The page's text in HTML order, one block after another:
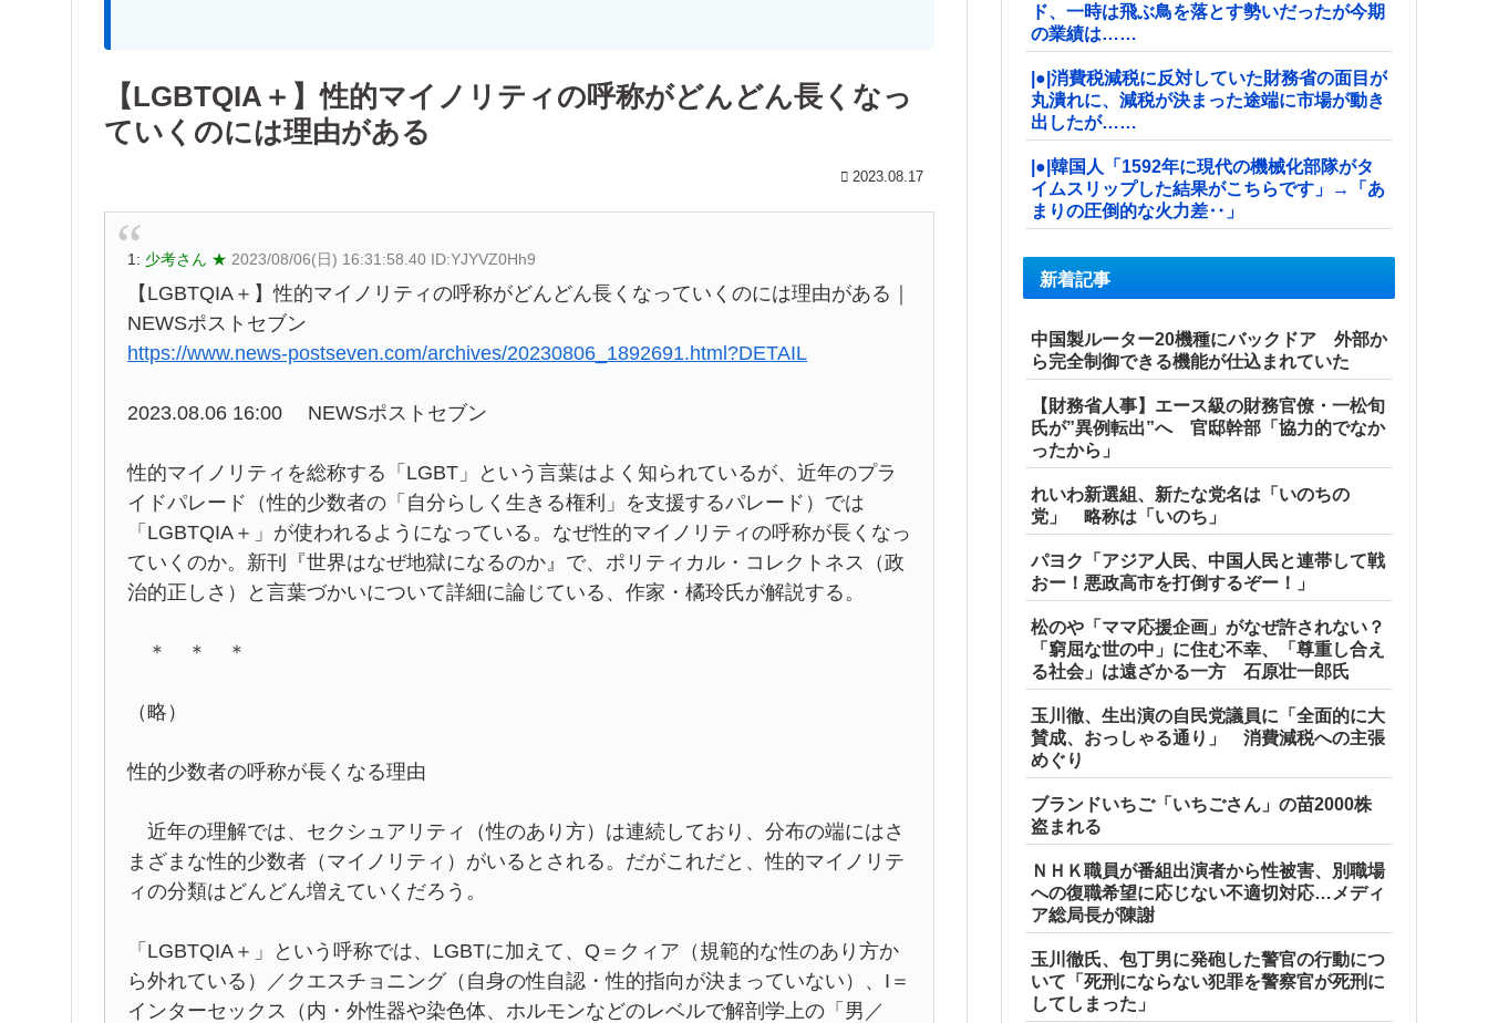
【LGBTQIA＋】性的マイノリティの呼称がどんどん長くなっ
ていくのには理由がある
2023.08.17
1: 少考さん ★ 2023/08/06(日) 16:31:58.40 ID:YJYVZ0Hh9
【LGBTQIA＋】性的マイノリティの呼称がどんどん長くなっていくのには理由がある｜
NEWSポストセブン
https://www.news-postseven.com/archives/20230806_1892691.html?DETAIL
2023.08.06 16:00 NEWSポストセブン
性的マイノリティを総称する「LGBT」という言葉はよく知られているが、近年のプラ
イドパレード（性的少数者の「自分らしく生きる権利」を支援するパレード）では
「LGBTQIA＋」が使われるようになっている。なぜ性的マイノリティの呼称が長くなっ
ていくのか。新刊『世界はなぜ地獄になるのか』で、ポリティカル・コレクトネス（政
治的正しさ）と言葉づかいについて詳細に論じている、作家・橘玲氏が解説する。
＊ ＊ ＊
（略）
性的少数者の呼称が長くなる理由
近年の理解では、セクシュアリティ（性のあり方）は連続しており、分布の端にはさ
まざまな性的少数者（マイノリティ）がいるとされる。だがこれだと、性的マイノリテ
ィの分類はどんどん増えていくだろう。
「LGBTQIA＋」という呼称では、LGBTに加えて、Q＝クィア（規範的な性のあり方か
ら外れている）／クエスチョニング（自身の性自認・性的指向が決まっていない）、I＝
インターセックス（内・外性器や染色体、ホルモンなどのレベルで解剖学上の「男／
ド、一時は飛ぶ鳥を落とす勢いだったが今期
の業績は……
|●|消費税減税に反対していた財務省の面目が
丸潰れに、減税が決まった途端に市場が動き
出したが……
|●|韓国人「1592年に現代の機械化部隊がタ
イムスリップした結果がこちらです」→「あ
まりの圧倒的な火力差‥」
新着記事
中国製ルーター20機種にバックドア 外部か
ら完全制御できる機能が仕込まれていた
【財務省人事】エース級の財務官僚・一松旬
氏が”異例転出”へ 官邸幹部「協力的でなか
ったから」
れいわ新選組、新たな党名は「いのちの
党」 略称は「いのち」
パヨク「アジア人民、中国人民と連帯して戦
おー！悪政高市を打倒するぞー！」
松のや「ママ応援企画」がなぜ許されない？
「窮屈な世の中」に住む不幸、「尊重し合え
る社会」は遠ざかる一方 石原壮一郎氏
玉川徹、生出演の自民党議員に「全面的に大
賛成、おっしゃる通り」 消費減税への主張
めぐり
ブランドいちご「いちごさん」の苗2000株
盗まれる
ＮＨＫ職員が番組出演者から性被害、別職場
への復職希望に応じない不適切対応…メディ
ア総局長が陳謝
玉川徹氏、包丁男に発砲した警官の行動につ
いて「死刑にならない犯罪を警察官が死刑に
してしまった」